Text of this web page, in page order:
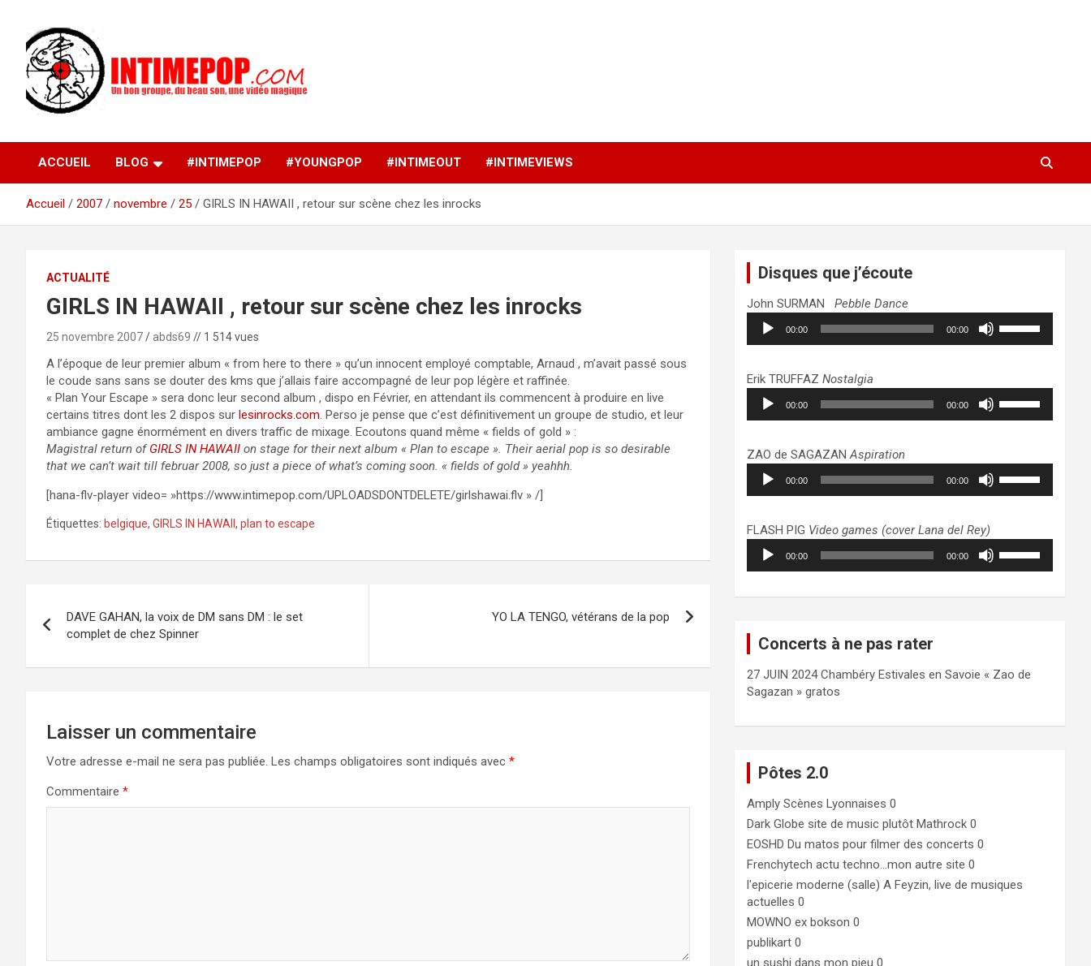
contenu
intimepop.com
musiques actuelles pop rock, post-rock, indé sur Lyon. rock pop
concert lyon
ACCUEIL BLOG #INTIMEPOP #YOUNGPOP #INTIMEOUT #INTIMEVIEWS
Accueil 2007 novembre 25 GIRLS IN HAWAII , retour sur scène chez les inrocks
ACTUALITÉ
GIRLS IN HAWAII , retour sur scène chez les inrocks
25 novembre 2007 abds69 // 1 514 vues
A l’époque de leur premier album « from here to there » qu’un innocent employé comptable, Arnaud , m’avait passé sous
le coude sans sans se douter des kms que j’allais faire accompagné de leur pop légère et raffinée.
« Plan Your Escape » sera donc leur second album , dispo en Février, en attendant ils commencent à produire en live
certains titres dont les 2 dispos sur lesinrocks.com. Perso je pense que c’est définitivement un groupe de studio, et leur
ambiance gagne énormément en divers traffic de mixage. Ecoutons quand même « fields of gold » :
Magistral return of GIRLS IN HAWAII on stage for their next album « Plan to escape ». Their aerial pop is so desirable
that we can’t wait till februar 2008, so just a piece of what’s coming soon. « fields of gold » yeahhh.
[hana-flv-player video= »https://www.intimepop.com/UPLOADSDONTDELETE/girlshawai.flv » /]
Étiquettes: belgique, GIRLS IN HAWAII , plan to escape
de
l’article
DAVE GAHAN, la voix de DM sans DM : le set
complet de chez Spinner
YO LA TENGO, vétérans de la pop
Laisser un commentaire
Votre adresse e-mail ne sera pas publiée. Les champs obligatoires sont indiqués avec *
Commentaire *
Disques que j’écoute
John SURMANPebble Dance
Lecteur
audio
00:00 00:00
pour
augmenter
ou
volume.
Erik TRUFFAZNostalgia
Lecteur
audio
00:00 00:00
pour
augmenter
ou
volume.
ZAO de SAGAZANAspiration
Lecteur
audio
00:00 00:00
pour
augmenter
ou
FLASH PIG Video games (cover Lana del Rey)
Lecteur
audio
00:00 00:00
haut/bas
le
Concerts à ne pas rater
27 JUIN 2024 Chambéry Estivales en Savoie « Zao de
Sagazan » gratos
Pôtes 2.0
Amply Scènes Lyonnaises 0
Dark Globe site de music plutôt Mathrock 0
EOSHD Du matos pour filmer des concerts 0
Frenchytech actu techno…mon autre site 0
l'epicerie moderne (salle) A Feyzin, live de musiques
actuelles 0
MOWNO ex bokson 0
publikart 0
un sushi dans mon pieu 0